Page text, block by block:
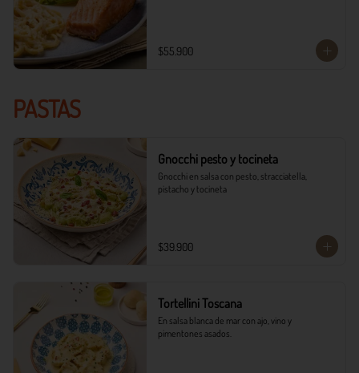
$55.900
PASTAS
Gnocchi pesto y tocineta
Gnocchi en salsa con pesto, stracciatella,
pistacho y tocineta
$39.900
Tortellini Toscana
En salsa blanca de mar con ajo, vino y
pimentones asados.